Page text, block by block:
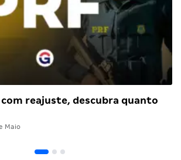
com reajuste, descubra quanto
Maio